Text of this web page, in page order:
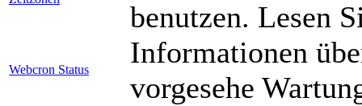
benutzen. Lesen
Webcron Status
Informationen
vorgesehe